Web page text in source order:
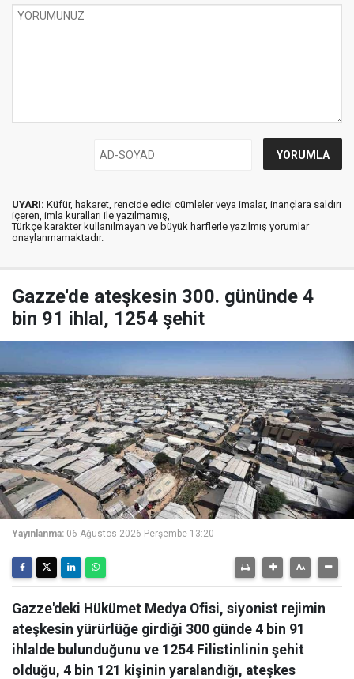
UYARI: Küfür, hakaret, rencide edici cümleler veya imalar, inançlara saldırı
içeren, imla kuralları ile yazılmamış,
Türkçe karakter kullanılmayan ve büyük harflerle yazılmış yorumlar
onaylanmamaktadır.
Gazze'de ateşkesin 300. gününde 4
bin 91 ihlal, 1254 şehit
Yayınlanma: 06 Ağustos 2026 Perşembe 13:20
Gazze'deki Hükümet Medya Ofisi, siyonist rejimin
ateşkesin yürürlüğe girdiği 300 günde 4 bin 91
ihlalde bulunduğunu ve 1254 Filistinlinin şehit
olduğu, 4 bin 121 kişinin yaralandığı, ateşkes